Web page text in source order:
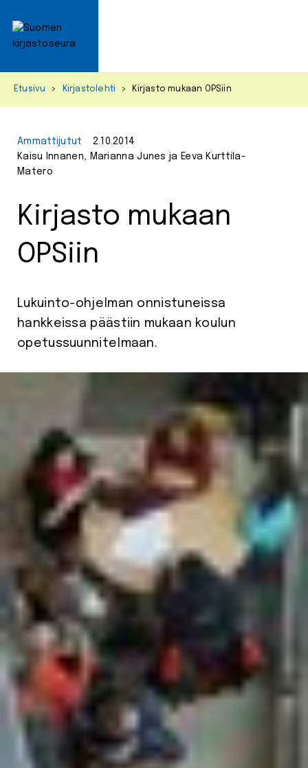
Etusivu > Kirjastolehti > Kirjasto mukaan OPSiin
Ammattijutut
2.10.2014
Kaisu Innanen, Marianna Junes ja Eeva Kurttila-
Matero
Kirjasto mukaan
OPSiin
Lukuinto-ohjelman onnistuneissa
hankkeissa päästiin mukaan koulun
opetussuunnitelmaan.